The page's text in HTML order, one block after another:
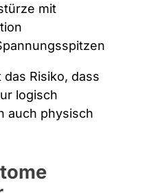
mit
Risiko, dass
logisch
auch physisch